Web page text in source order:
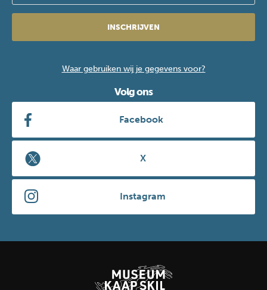
INSCHRIJVEN
Waar gebruiken wij je gegevens voor?
Volg ons
Facebook
X
Instagram